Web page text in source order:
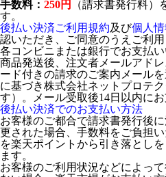
手数料： 250円
（請求書発行料）
す。
後払い決済ご利用規約及び個人
認いただき、ご同意のうえご利用
各コンビニまたは銀行でお支払い
商品発送後、注文者メールアド
ード付きの請求のご案内メール
に基づき株式会社ネットプロテ
す）。メール受取後14日以内にお
後払い決済でのお支払い方法
お客様のご都合で請求書発行後
更された場合、手数料をご負担
を楽天ポイントから引き落とし
ます。
お客様のご利用状況などによっ